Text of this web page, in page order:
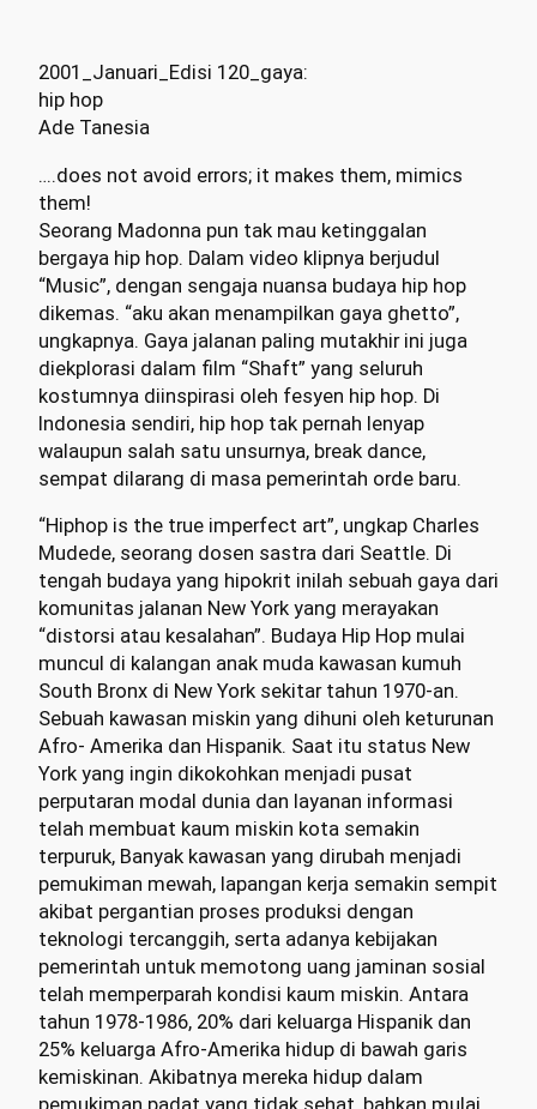
2001_Januari_Edisi 120_gaya:
hip hop
Ade Tanesia
….does not avoid errors; it makes them, mimics
them!
Seorang Madonna pun tak mau ketinggalan
bergaya hip hop. Dalam video klipnya berjudul
“Music”, dengan sengaja nuansa budaya hip hop
dikemas. “aku akan menampilkan gaya ghetto”,
ungkapnya. Gaya jalanan paling mutakhir ini juga
diekplorasi dalam film “Shaft” yang seluruh
kostumnya diinspirasi oleh fesyen hip hop. Di
Indonesia sendiri, hip hop tak pernah lenyap
walaupun salah satu unsurnya, break dance,
sempat dilarang di masa pemerintah orde baru.
“Hiphop is the true imperfect art”, ungkap Charles
Mudede, seorang dosen sastra dari Seattle. Di
tengah budaya yang hipokrit inilah sebuah gaya dari
komunitas jalanan New York yang merayakan
“distorsi atau kesalahan”. Budaya Hip Hop mulai
muncul di kalangan anak muda kawasan kumuh
South Bronx di New York sekitar tahun 1970-an.
Sebuah kawasan miskin yang dihuni oleh keturunan
Afro- Amerika dan Hispanik. Saat itu status New
York yang ingin dikokohkan menjadi pusat
perputaran modal dunia dan layanan informasi
telah membuat kaum miskin kota semakin
terpuruk, Banyak kawasan yang dirubah menjadi
pemukiman mewah, lapangan kerja semakin sempit
akibat pergantian proses produksi dengan
teknologi tercanggih, serta adanya kebijakan
pemerintah untuk memotong uang jaminan sosial
telah memperparah kondisi kaum miskin. Antara
tahun 1978-1986, 20% dari keluarga Hispanik dan
25% keluarga Afro-Amerika hidup di bawah garis
kemiskinan. Akibatnya mereka hidup dalam